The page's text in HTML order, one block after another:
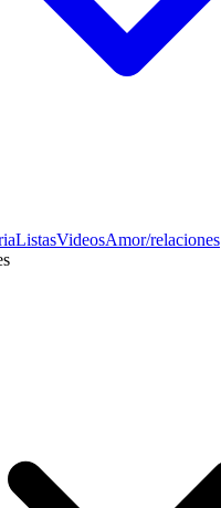
ListasVideosAmor/relaciones